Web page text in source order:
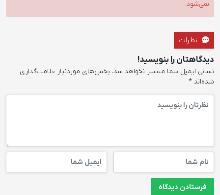
نمی‌شود.
نظرات
دیدگاهتان را بنویسید!
نشانی ایمیل شما منتشر نخواهد شد. بخش‌های موردنیاز علامت‌گذاری
شده‌اند *